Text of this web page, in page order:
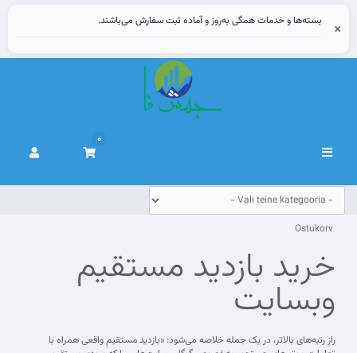
بسته‌ها و خدمات همگی به‌روز و آماده ثبت سفارش می‌باشند. ×
Lülitage
0
Ostukorv
خرید بازدید مستقیم
وبسایت
رازِ رتبه‌های بالاتر، در یک جمله خلاصه می‌شود: «بازدید مستقیمِ واقعی همراه با